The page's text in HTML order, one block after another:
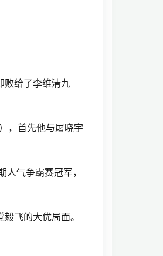
败给了李维清九
，首先他与屠晓宇
气争霸赛冠军，
飞的大优局面。